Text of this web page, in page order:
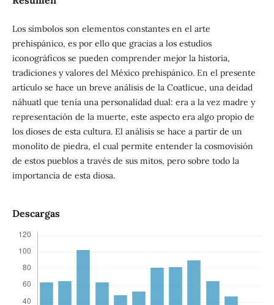
Los símbolos son elementos constantes en el arte
prehispánico, es por ello que gracias a los estudios
iconográficos se pueden comprender mejor la historia,
tradiciones y valores del México prehispánico. En el presente
artículo se hace un breve análisis de la Coatlicue, una deidad
náhuatl que tenía una personalidad dual: era a la vez madre y
representación de la muerte, este aspecto era algo propio de
los dioses de esta cultura. El análisis se hace a partir de un
monolito de piedra, el cual permite entender la cosmovisión
de estos pueblos a través de sus mitos, pero sobre todo la
importancia de esta diosa.
Descargas